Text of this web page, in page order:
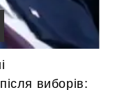
виборів: